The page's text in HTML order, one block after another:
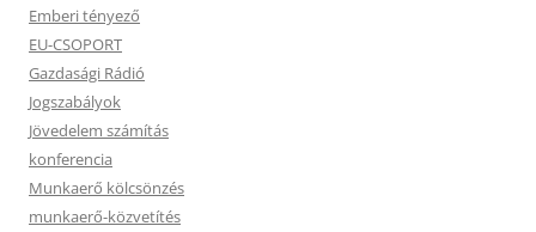
Emberi tényező
EU-CSOPORT
Gazdasági Rádió
Jogszabályok
Jövedelem számítás
konferencia
Munkaerő kölcsönzés
munkaerő-közvetítés